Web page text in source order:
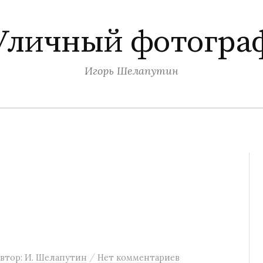
Игорь Шелапутин
И. Шелапутин / Нет комментариев